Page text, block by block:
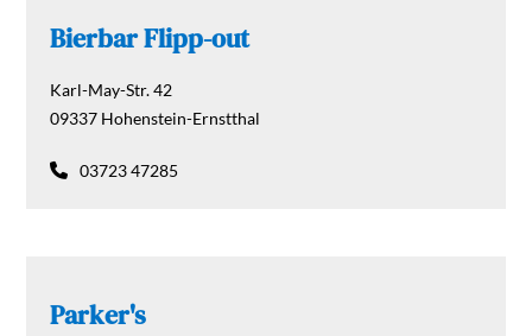
Bierbar Flipp-out
Karl-May-Str. 42
09337 Hohenstein-Ernstthal
03723 47285
Parker's